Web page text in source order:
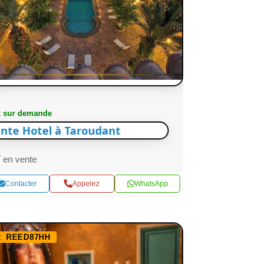
sur demande
Hotel à Taroudant
en vente
Contacter Appelez WhatsApp
REED87HH